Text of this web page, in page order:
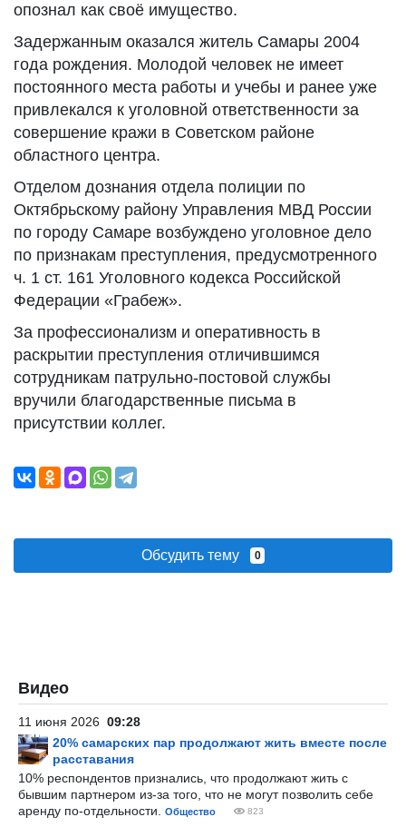
опознал как своё имущество.
Задержанным оказался житель Самары 2004
года рождения. Молодой человек не имеет
постоянного места работы и учебы и ранее уже
привлекался к уголовной ответственности за
совершение кражи в Советском районе
областного центра.
Отделом дознания отдела полиции по
Октябрьскому району Управления МВД России
по городу Самаре возбуждено уголовное дело
по признакам преступления, предусмотренного
ч. 1 ст. 161 Уголовного кодекса Российской
Федерации «Грабеж».
За профессионализм и оперативность в
раскрытии преступления отличившимся
сотрудникам патрульно-постовой службы
вручили благодарственные письма в
присутствии коллег.
Обсудить тему 0
Видео
11 июня 2026 09:28
20% самарских пар продолжают жить вместе после
расставания
10% респондентов признались, что продолжают жить с
бывшим партнером из-за того, что не могут позволить себе
аренду по-отдельности.
Общество 823